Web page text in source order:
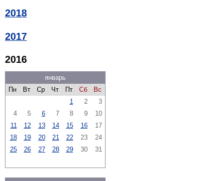
2018
2017
2016
январь
Пн
Вт Ср Чт Пт Сб
Вс
1
2
3
4
5 6 7 8 9
10
11
12 13 14 15 16
17
18
19 20 21 22 23
24
25
26 27 28 29 30 31